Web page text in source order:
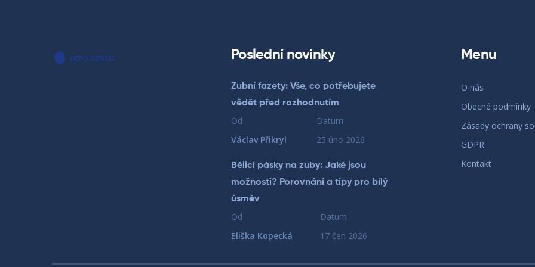
Poslední novinky
Zubní fazety: Vše, co potřebujete
vědět před rozhodnutím
Od
Václav Přikryl
Datum
25 úno 2026
Bělicí pásky na zuby: Jaké jsou
možnosti? Porovnání a tipy pro bílý
úsměv
Od
Eliška Kopecká
Datum
17 čen 2026
Menu
O nás
Obecné podmínky
Zásady ochrany
GDPR
Kontakt